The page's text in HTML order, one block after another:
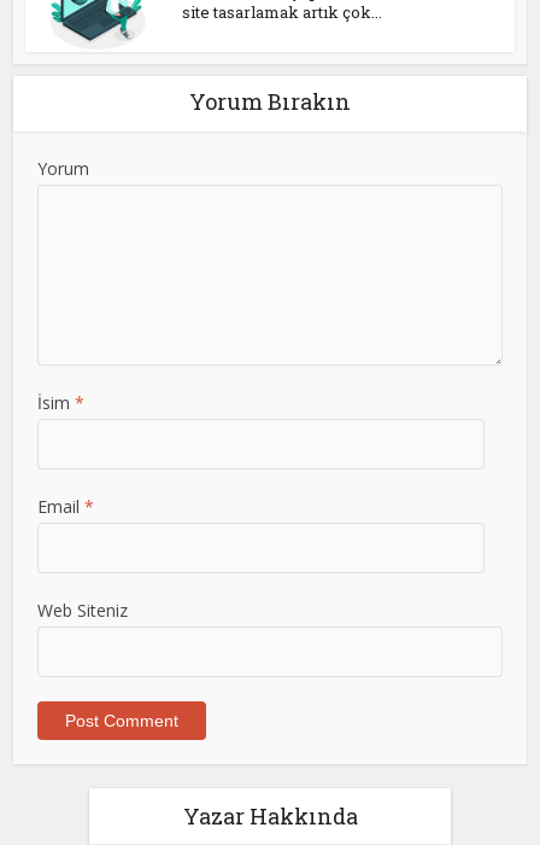
site tasarlamak artık çok...
Yorum Bırakın
Yorum
İsim *
Email *
Web Siteniz
Yazar Hakkında